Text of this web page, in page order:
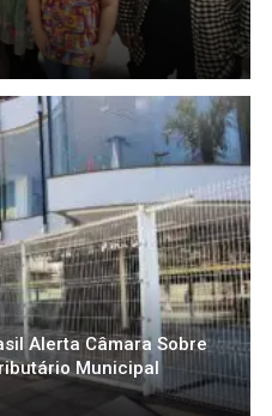
06/08/2026
Alerta Câmara Sobre
Municipal